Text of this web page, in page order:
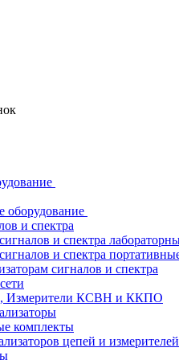
оборудование
и спектра
и спектра
и спектра
сигналов и спектра
Измерители КСВН и ККПО
комплекты
цепей и